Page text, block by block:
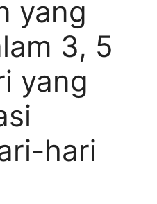
yang
3, 5
yang
hari